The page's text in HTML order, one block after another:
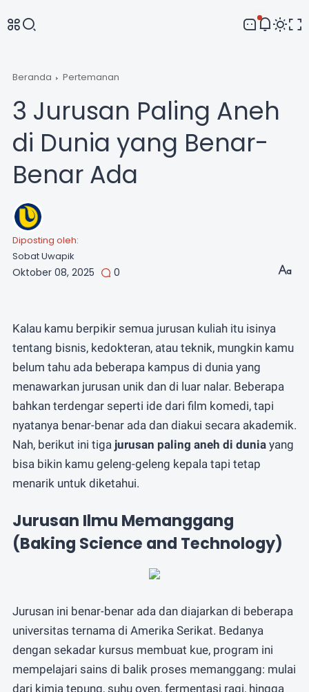
Comment
Beranda Pertemanan
3 Jurusan Paling Aneh
di Dunia yang Benar-
Benar Ada
Diposting oleh:
Sobat Uwapik
Oktober 08, 2025 0
Kalau kamu berpikir semua jurusan kuliah itu isinya
tentang bisnis, kedokteran, atau teknik, mungkin kamu
belum tahu ada beberapa kampus di dunia yang
menawarkan jurusan unik dan di luar nalar. Beberapa
bahkan terdengar seperti ide dari film komedi, tapi
nyatanya benar-benar ada dan diakui secara akademik.
Nah, berikut ini tiga jurusan paling aneh di duniayang
bisa bikin kamu geleng-geleng kepala tapi tetap
menarik untuk diketahui.
Jurusan Ilmu Memanggang
(Baking Science and Technology)
Jurusan ini benar-benar ada dan diajarkan di beberapa
universitas ternama di Amerika Serikat. Bedanya
dengan sekadar kursus membuat kue, program ini
mempelajari sains di balik proses memanggang: mulai
dari kimia tepung, suhu oven, fermentasi ragi, hingga